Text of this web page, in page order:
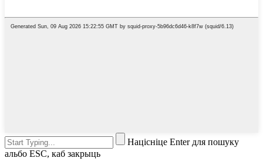
Націсніце Enter для пошуку
альбо ESC, каб закрыць